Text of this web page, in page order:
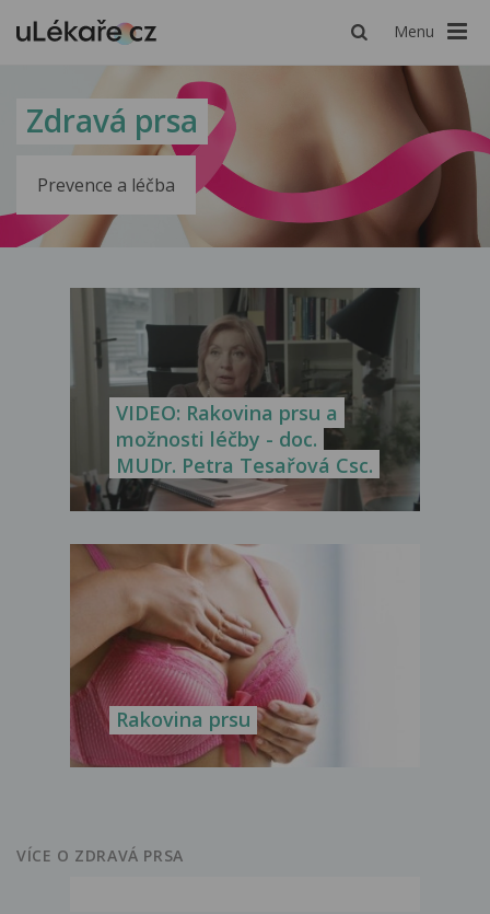
Menu
Zdravá prsa
Prevence a léčba
VIDEO: Rakovina prsu a
možnosti léčby - doc.
MUDr. Petra Tesařová Csc.
Rakovina prsu
VÍCE O ZDRAVÁ PRSA